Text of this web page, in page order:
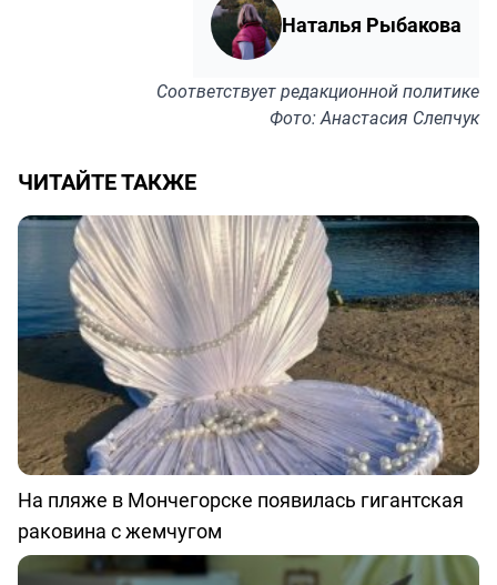
Наталья Рыбакова
Соответствуетредакционной политике
Фото: Анастасия Слепчук
ЧИТАЙТЕ ТАКЖЕ
На пляже в Мончегорске появилась гигантская
раковина с жемчугом